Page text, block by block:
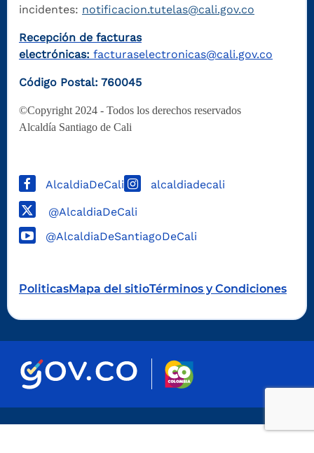
incidentes: notificacion.tutelas@cali.gov.co
Recepción de facturas
electrónicas: facturaselectronicas@cali.gov.co
Código Postal: 760045
©Copyright 2024 - Todos los derechos reservados
Alcaldía Santiago de Cali
AlcaldiaDeCali alcaldiadecali
@AlcaldiaDeCali
@AlcaldiaDeSantiagoDeCali
PoliticasMapa del sitioTérminos y Condiciones